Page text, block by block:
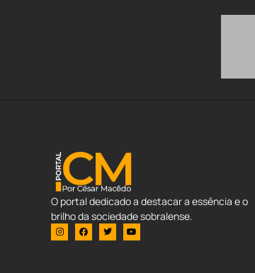
O portal dedicado a destacar a essência e o
brilho da sociedade sobralense.